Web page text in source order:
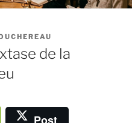
de la
P